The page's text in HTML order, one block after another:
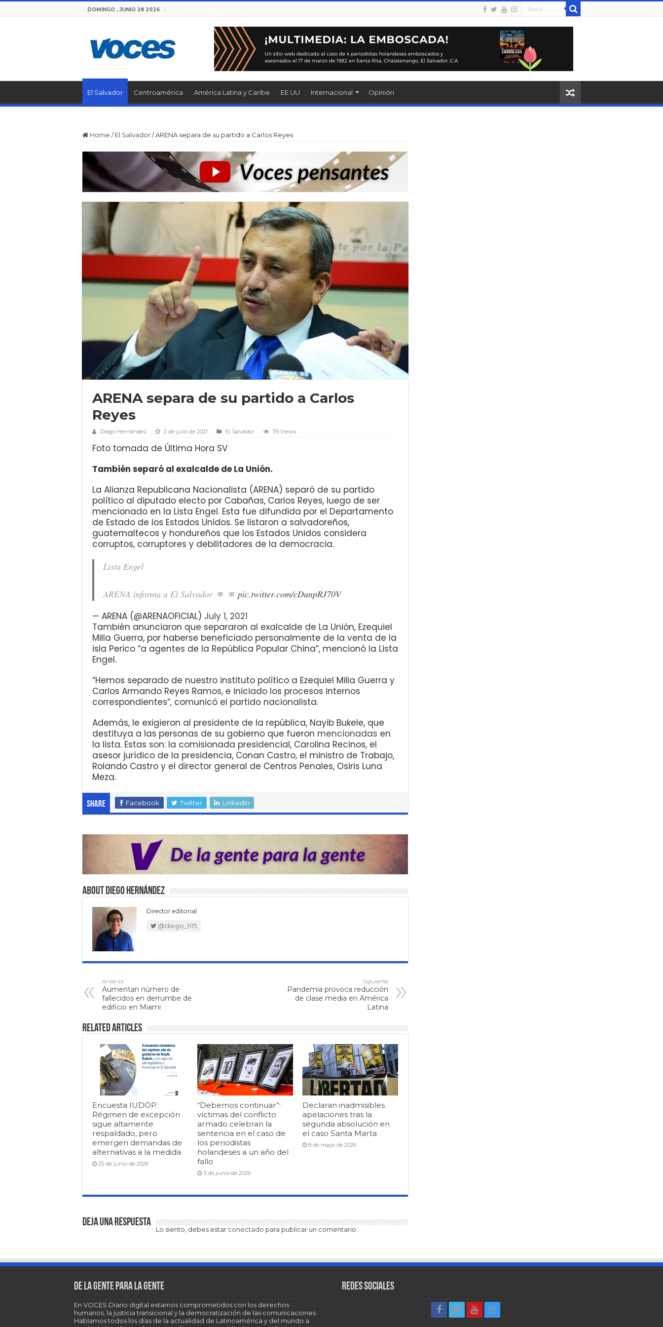
DOMINGO , JUNIO 28 2026
El Salvador Centroamérica América Latina y Caribe EE.UU Internacional Opinión
Home / El Salvador/ARENA separa de su partido a Carlos Reyes
ARENA separa de su partido a Carlos
Reyes
Diego Hernández 2 de julio de 2021 El Salvador 79 Views
Foto tomada de Última Hora SV
También separó al exalcalde de La Unión.
La Alianza Republicana Nacionalista (ARENA) separó de su partido
político al diputado electo por Cabañas, Carlos Reyes, luego de ser
mencionado en la Lista Engel. Esta fue difundida por el Departamento
de Estado de los Estados Unidos. Se listaron a salvadoreños,
guatemaltecos y hondureños que los Estados Unidos considera
corruptos, corruptores y debilitadores de la democracia.
Lista Engel
ARENA informa a El Salvador 👊 👊 pic.twitter.com/cDunpRJ70V
— ARENA (@ARENAOFICIAL) July 1, 2021
También anunciaron que separaron al exalcalde de La Unión, Ezequiel
Milla Guerra, por haberse beneficiado personalmente de la venta de la
isla Perico “a agentes de la República Popular China”, mencionó la Lista
Engel.
“Hemos separado de nuestro instituto político a Ezequiel Milla Guerra y
Carlos Armando Reyes Ramos, e iniciado los procesos internos
correspondientes”, comunicó el partido nacionalista.
Además, le exigieron al presidente de la república, Nayib Bukele, que
destituya a las personas de su gobierno que fueron mencionadas en
la lista. Estas son: la comisionada presidencial, Carolina Recinos, el
asesor jurídico de la presidencia, Conan Castro, el ministro de Trabajo,
Rolando Castro y el director general de Centros Penales, Osiris Luna
Meza.
Share Facebook Twitter LinkedIn
About Diego Hernández
Director editorial
@diego_h15
Anterior
Aumentan número de
fallecidos en derrumbe de
edificio en Miami
Siguiente
Pandemia provoca reducción
de clase media en América
Latina
Related Articles
Encuesta IUDOP:
Régimen de excepción
sigue altamente
respaldado, pero
emergen demandas de
alternativas a la medida
25 de junio de 2026
“Debemos continuar”:
víctimas del conflicto
armado celebran la
sentencia en el caso de
los periodistas
holandeses a un año del
fallo
3 de junio de 2026
Declaran inadmisibles
apelaciones tras la
segunda absolución en
el caso Santa Marta
8 de mayo de 2026
Deja una respuesta
Lo siento, debes estar conectado para publicar un comentario.
De la gente para la gente
En VOCES Diario digital estamos comprometidos con los derechos
humanos, la justicia transicional y la democratización de las comunicaciones.
Hablamos todos los días de la actualidad de Latinoamérica y del mundo a
Redes sociales